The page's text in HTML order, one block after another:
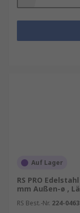
Auf Lager
RS PRO
mm Außen-ø ,
RS Best.-Nr. 224-0463